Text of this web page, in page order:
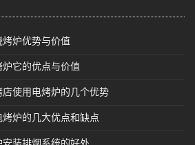
炉优势与价值
它的优点与价值
使用电烤炉的几个优势
炉的几大优点和缺点